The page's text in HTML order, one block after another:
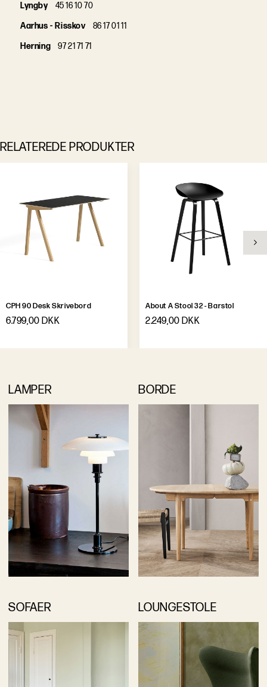
Lyngby
45 16 10 70
Aarhus - Risskov
86 17 01 11
Herning
97 21 71 71
RELATEREDE PRODUKTER
CPH 90 Desk Skrivebord
6.799,00 DKK
About A Stool 32 - Barstol
2.249,00 DKK
LAMPER BORDE
SOFAER LOUNGESTOLE